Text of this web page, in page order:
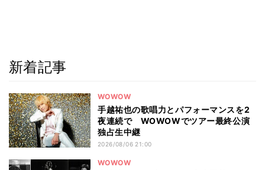
新着記事
WOWOW
手越祐也の歌唱力とパフォーマンスを2
夜連続で WOWOWでツアー最終公演
独占生中継
2026/08/06 21:00
WOWOW